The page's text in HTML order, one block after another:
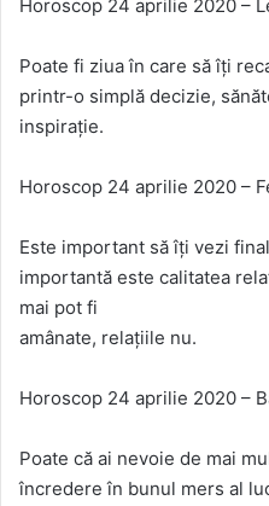
Horoscop 24 aprilie 2020 –
Poate fi ziua în care să îți
printr-o simplă decizie,
inspirație.
Horoscop 24 aprilie 2020 –
Este important să îți vezi
importantă este calitatea
mai pot fi
amânate, relațiile nu.
Horoscop 24 aprilie 2020 –
Poate că ai nevoie de mai
încredere în bunul mers al